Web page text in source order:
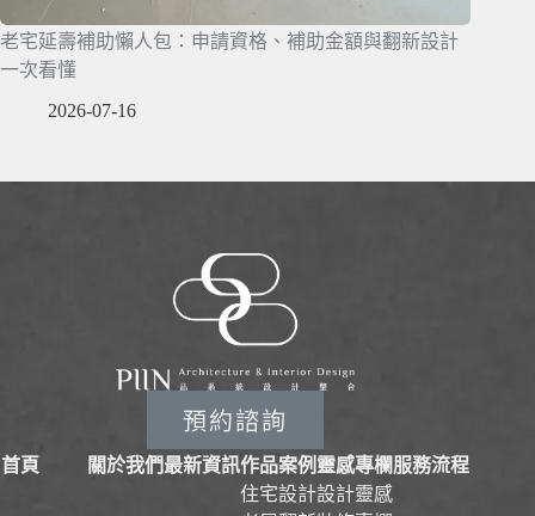
老宅延壽補助懶人包：申請資格、補助金額與翻新設計
一次看懂
2026-07-16
預約諮詢
首頁 關於我們最新資訊作品案例
住宅設計
靈感專欄
設計靈感
服務流程